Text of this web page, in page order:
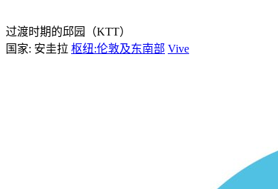
过渡时期的邱园（KTT）
国家: 安圭拉 枢纽:伦敦及东南部 Vive